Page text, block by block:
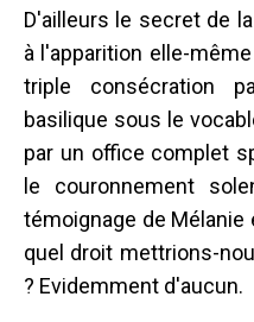
D'ailleurs le secret de
à l'apparition elle-
triple consécration
basilique sous le
par un office complet
le couronnement
témoignage de Mélanie
quel droit mettrions-
? Evidemment d'aucun.